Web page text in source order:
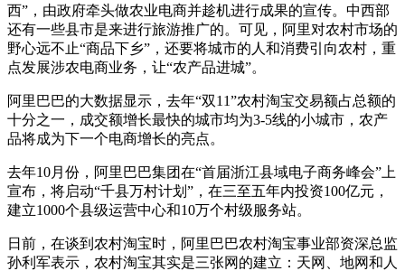
西”，由政府牵头做农业电商并趁机进行成果的宣传。中西部
还有一些县市是来进行旅游推广的。可见，阿里对农村市场的
野心远不止“商品下乡”，还要将城市的人和消费引向农村，重
点发展涉农电商业务，让“农产品进城”。
阿里巴巴的大数据显示，去年“双11”农村淘宝交易额占总额的
十分之一，成交额增长最快的城市均为3-5线的小城市，农产
品将成为下一个电商增长的亮点。
去年10月份，阿里巴巴集团在“首届浙江县域电子商务峰会”上
宣布，将启动“千县万村计划”，在三至五年内投资100亿元，
建立1000个县级运营中心和10万个村级服务站。
日前，在谈到农村淘宝时，阿里巴巴农村淘宝事业部资深总监
孙利军表示，农村淘宝其实是三张网的建立：天网、地网和人